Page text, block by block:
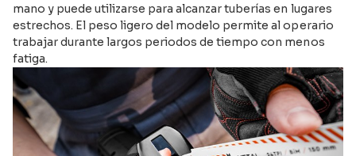
mano y puede utilizarse para alcanzar tuberías en lugares
estrechos. El peso ligero del modelo permite al operario
trabajar durante largos periodos de tiempo con menos
fatiga.